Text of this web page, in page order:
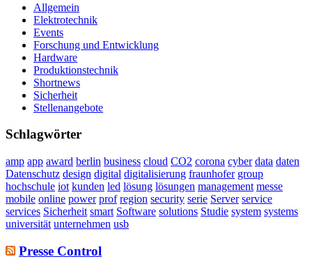
Allgemein
Elektrotechnik
Events
Forschung und Entwicklung
Hardware
Produktionstechnik
Shortnews
Sicherheit
Stellenangebote
Schlagwörter
amp app award berlin business cloud CO2 corona cyber data daten
Datenschutz design digital digitalisierung fraunhofer group
hochschule iot kunden led lösung lösungen management messe
mobile online power prof region security serie Server service
services Sicherheit smart Software solutions Studie system systems
universität unternehmen usb
Presse Control